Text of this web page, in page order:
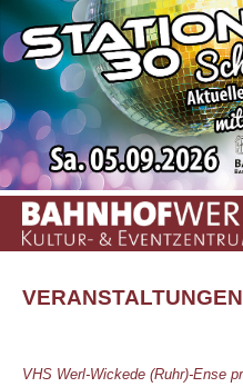
Zum Hauptinhalt springen
VERANSTALTUNGEN
VHS Werl-Wickede (Ruhr)-Ense